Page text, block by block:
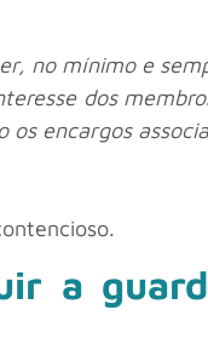
no mínimo e
dos
encargos
a